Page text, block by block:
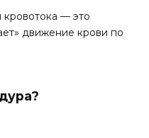
— это
движение крови по